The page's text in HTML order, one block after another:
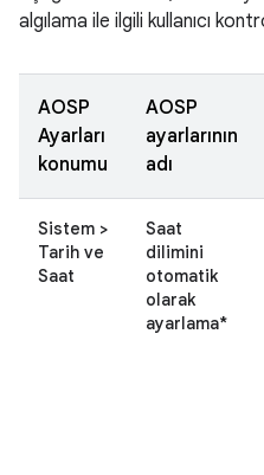
algılama ile ilgili kullanıcı
AOSP
Ayarları
konumu
AOSP
ayarlarının
adı
Sistem >
Tarih ve
Saat
Saat
dilimini
otomatik
olarak
ayarlama*